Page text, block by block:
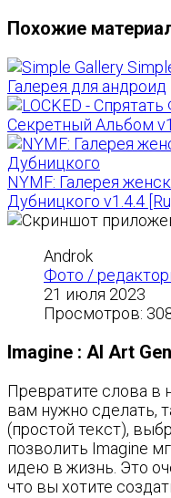
Похожие
Галерея для андроид
Секретный Альбом
NYMF: Галерея
Дубницкого v1.4.4 [Ru]
Androk
Фото /
21 июля 2023
Просмотров:
Imagine : AI Art
Превратите слова в
вам нужно сделать,
(простой текст),
позволить Imagine
идею в жизнь. Это
что вы хотите